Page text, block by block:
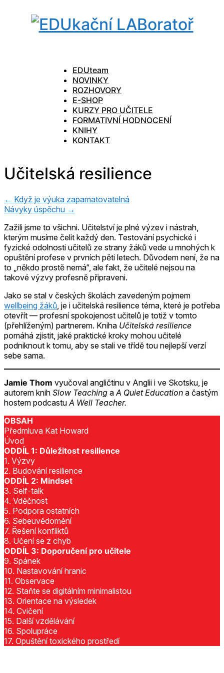
EDUteam
NOVINKY
ROZHOVORY
E-SHOP
KURZY PRO UČITELE
FORMATIVNÍ HODNOCENÍ
KNIHY
KONTAKT
Učitelská resilience
← Když je výuka zapamatovatelná
Návyky úspěchu →
Zažili jsme to všichni. Učitelství je plné výzev i nástrah,
kterým musíme čelit každý den. Testování psychické i
fyzické odolnosti učitelů ze strany žáků vede u mnohých k
opuštění profese v prvních pěti letech. Důvodem není, že na
to „někdo prostě nemá“, ale fakt, že učitelé nejsou na
takové výzvy profesně připraveni.
Jako se stal v českých školách zavedeným pojmem
wellbeing žáků , je i učitelská resilience téma, které je potřeba
otevřít — profesní spokojenost učitelů je totiž v tomto
(přehlíženým) partnerem. Kniha Učitelská resilience
pomáhá zjistit, jaké praktické kroky mohou učitelé
podniknout k tomu, aby se stali ve třídě tou nejlepší verzí
sebe sama.
Jamie Thom vyučoval angličtinu v Anglii i ve Skotsku, je
autorem knih Slow Teaching a A Quiet Education a častým
hostem podcastu A Well Teacher.
OBSAH
Předmluva Kat Howard
Úvod
ODDÍL 1: Důležitost resilience
1. Výzvy
2. Budování resilience
ODDÍL 2: Mindset
3. Self-talk
4. Vděčnost
5. Podpora ostatních
6. Sebeuvědomění
7. Řešení konfliktů
8. Učení se z chyb
ODDÍL 3: Doporučení pro učitele
9. Spánek
10. Nastavování hranic
11. Observace
12. Staňte se digitálním minimalistou
13. Orientace na výsledek
14. Cvičení
15. Další vzdělávání
16. Spolupráce
17. Opuštění toxického prostředí